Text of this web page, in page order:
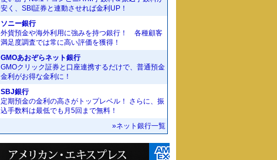
安く、SBI証券と連動させれば金利UP！
ソニー銀行
外貨預金や海外利用に強みを持つ銀行！ 各種顧客
満足度調査では常に高い評価を獲得！
GMOあおぞらネット銀行
GMOクリック証券と口座連携するだけで、普通預金
金利がお得な金利に！
SBJ銀行
定期預金の金利の高さがトップレベル！ さらに、振
込手数料は最低でも月5回まで無料！
»ネット銀行一覧